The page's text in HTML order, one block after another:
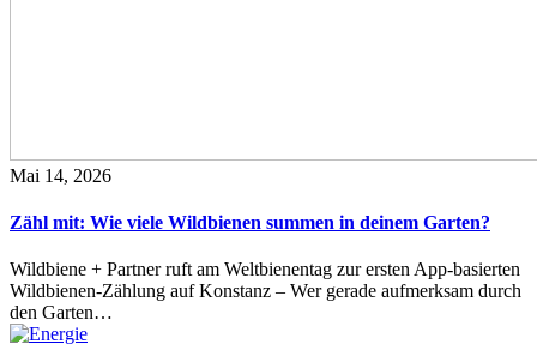
Mai 14, 2026
Zähl mit: Wie viele Wildbienen summen in deinem Garten?
Wildbiene + Partner ruft am Weltbienentag zur ersten App-basierten
Wildbienen-Zählung auf Konstanz – Wer gerade aufmerksam durch
den Garten…